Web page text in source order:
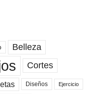
Belleza
Cortes
Diseños Ejercicio